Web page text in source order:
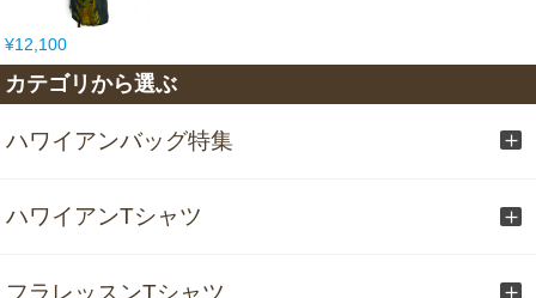
¥12,100
カテゴリから選ぶ
ハワイアンバッグ特集
ハワイアンTシャツ
フラレッスンTシャツ